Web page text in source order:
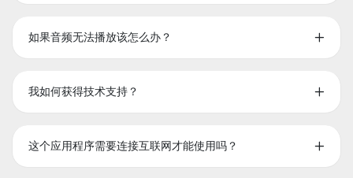
如果音频无法播放该怎么办？
我如何获得技术支持？
这个应用程序需要连接互联网才能使用吗？